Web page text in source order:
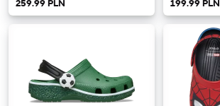
259.99 PLN 199.99 PLN